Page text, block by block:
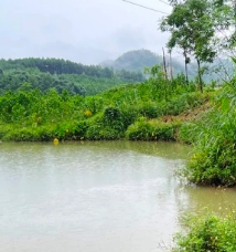
GIÁO DỤC
Y TẾ
KHOA HỌC - CÔNG NGHỆ